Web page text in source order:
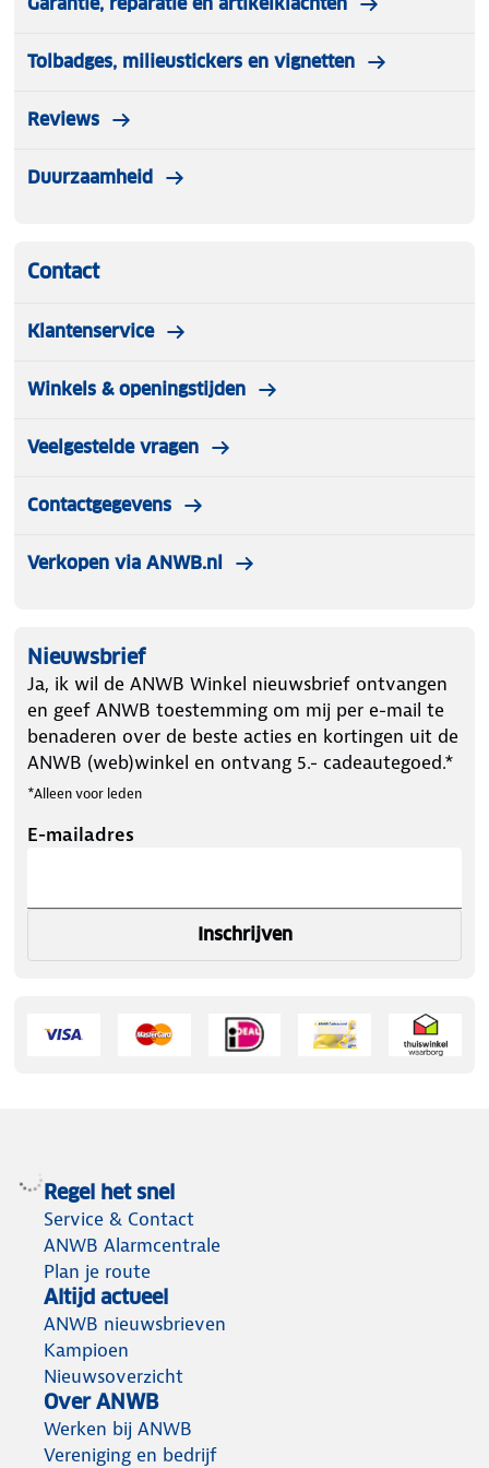
Tolbadges, milieustickers en vignetten
Reviews
Duurzaamheid
Contact
Klantenservice
Winkels & openingstijden
Veelgestelde vragen
Contactgegevens
Verkopen via ANWB.nl
Nieuwsbrief
Ja, ik wil de ANWB Winkel nieuwsbrief ontvangen
en geef ANWB toestemming om mij per e-mail te
benaderen over de beste acties en kortingen uit de
ANWB (web)winkel en ontvang 5.- cadeautegoed.*
*Alleen voor leden
E-mailadres
Inschrijven
Regel het snel
Service & Contact
ANWB Alarmcentrale
Plan je route
Altijd actueel
ANWB nieuwsbrieven
Kampioen
Nieuwsoverzicht
Over ANWB
Werken bij ANWB
Vereniging en bedrijf